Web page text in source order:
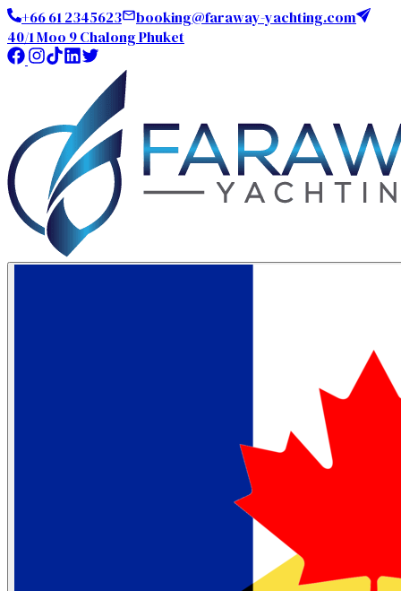
+66 61 2345623
booking@faraway-yachting.com
40/1 Moo 9 Chalong Phuket